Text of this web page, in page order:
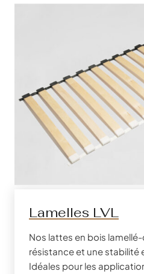
Lamelles LVL
Nos lattes en bois
résistance et une stabilité
Idéales pour les